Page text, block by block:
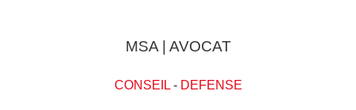
MSA | AVOCAT
CONSEIL- DEFENSE